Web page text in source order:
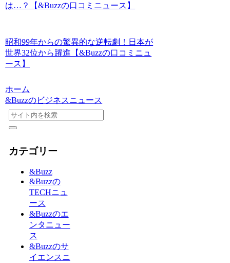
は…？【&Buzzの口コミニュース】
昭和99年からの驚異的な逆転劇！日本が
世界32位から躍進【&Buzzの口コミニュ
ース】
ホーム
&Buzzのビジネスニュース
カテゴリー
&Buzz
&Buzzの
TECHニュ
ース
&Buzzのエ
ンタニュー
ス
&Buzzのサ
イエンスニ